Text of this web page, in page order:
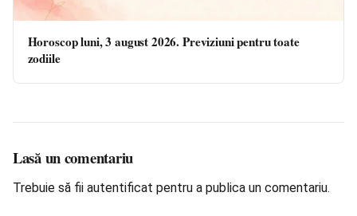
Horoscop luni, 3 august 2026. Previziuni pentru toate
zodiile
Lasă un comentariu
Trebuie să fii autentificat pentru a publica un comentariu.